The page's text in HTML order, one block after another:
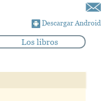
Descargar Android
Los libros